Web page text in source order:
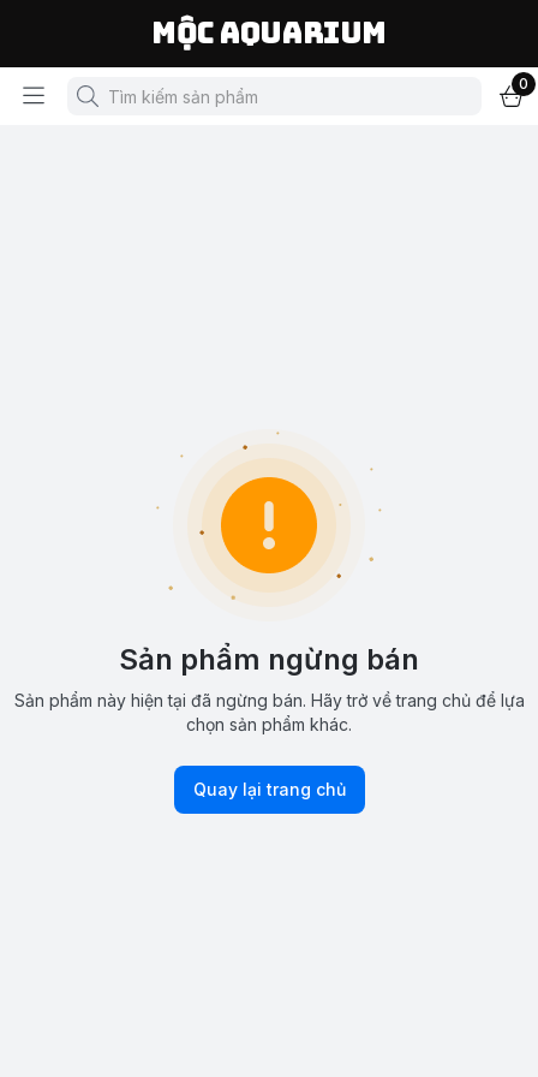
Mộc Aquarium
0
Sản phẩm ngừng bán
Sản phẩm này hiện tại đã ngừng bán. Hãy trở về trang chủ để lựa
chọn sản phẩm khác.
Quay lại trang chủ